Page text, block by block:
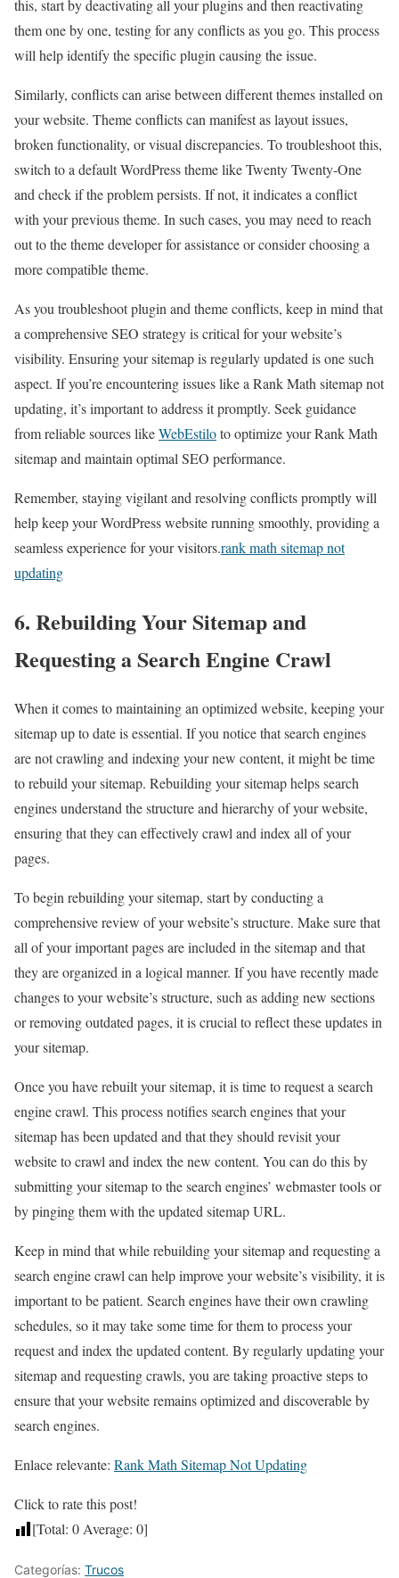
this, start by deactivating all your plugins and then reactivating
them one by one, testing for any conflicts as you go. This process
will help identify the specific plugin causing the issue.
Similarly, conflicts can arise between different themes installed on
your website. Theme conflicts can manifest as layout issues,
broken functionality, or visual discrepancies. To troubleshoot this,
switch to a default WordPress theme like Twenty Twenty-One
and check if the problem persists. If not, it indicates a conflict
with your previous theme. In such cases, you may need to reach
out to the theme developer for assistance or consider choosing a
more compatible theme.
As you troubleshoot plugin and theme conflicts, keep in mind that
a comprehensive SEO strategy is critical for your website’s
visibility. Ensuring your sitemap is regularly updated is one such
aspect. If you’re encountering issues like a Rank Math sitemap not
updating, it’s important to address it promptly. Seek guidance
from reliable sources likeWebEstiloto optimize your Rank Math
sitemap and maintain optimal SEO performance.
Remember, staying vigilant and resolving conflicts promptly will
help keep your WordPress website running smoothly, providing a
seamless experience for your visitors.rank math sitemap not
updating
6. Rebuilding Your Sitemap and
Requesting a Search Engine Crawl
When it comes to maintaining an optimized website, keeping your
sitemap up to date is essential. If you notice that search engines
are not crawling and indexing your new content, it might be time
to rebuild your sitemap. Rebuilding your sitemap helps search
engines understand the structure and hierarchy of your website,
ensuring that they can effectively crawl and index all of your
pages.
To begin rebuilding your sitemap, start by conducting a
comprehensive review of your website’s structure. Make sure that
all of your important pages are included in the sitemap and that
they are organized in a logical manner. If you have recently made
changes to your website’s structure, such as adding new sections
or removing outdated pages, it is crucial to reflect these updates in
your sitemap.
Once you have rebuilt your sitemap, it is time to request a search
engine crawl. This process notifies search engines that your
sitemap has been updated and that they should revisit your
website to crawl and index the new content. You can do this by
submitting your sitemap to the search engines’ webmaster tools or
by pinging them with the updated sitemap URL.
Keep in mind that while rebuilding your sitemap and requesting a
search engine crawl can help improve your website’s visibility, it is
important to be patient. Search engines have their own crawling
schedules, so it may take some time for them to process your
request and index the updated content. By regularly updating your
sitemap and requesting crawls, you are taking proactive steps to
ensure that your website remains optimized and discoverable by
search engines.
Enlace relevante: Rank Math Sitemap Not Updating
Click to rate this post!
[Total: 0 Average: 0]
Categorías: Trucos